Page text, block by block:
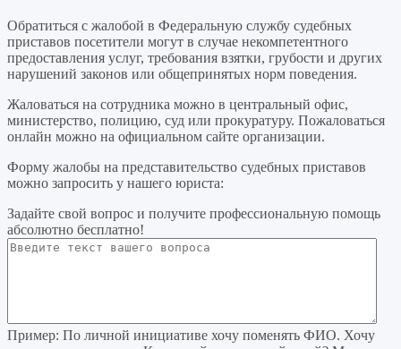
Обратиться с жалобой в Федеральную службу судебных
приставов посетители могут в случае некомпетентного
предоставления услуг, требования взятки, грубости и других
нарушений законов или общепринятых норм поведения.
Жаловаться на сотрудника можно в центральный офис,
министерство, полицию, суд или прокуратуру. Пожаловаться
онлайн можно на официальном сайте организации.
Форму жалобы на представительство судебных приставов
можно запросить у нашего юриста:
Задайте свой вопрос и получите профессиональную помощь
абсолютно бесплатно!
Пример: По личной инициативе хочу поменять ФИО. Хочу